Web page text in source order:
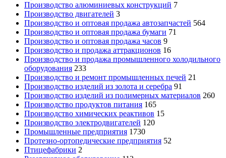
Производство алюминиевых конструкций 7
Производство двигателей 3
Производство и оптовая продажа автозапчастей 564
Производство и оптовая продажа бумаги 71
Производство и оптовая продажа часов 9
Производство и продажа аттракционов 16
Производство и продажа промышленного холодильного
оборудования 233
Производство и ремонт промышленных печей 21
Производство изделий из золота и серебра 91
Производство изделий из полимерных материалов 260
Производство продуктов питания 165
Производство химических реактивов 15
Производство электродвигателей 120
Промышленные предприятия 1730
Протезно-ортопедические предприятия 52
Птицефабрики 2